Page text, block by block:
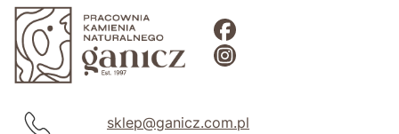
sklep@ganicz.com.pl